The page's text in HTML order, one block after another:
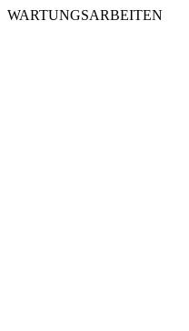
WARTUNGSARBEITEN